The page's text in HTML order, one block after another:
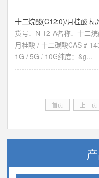
十二烷酸(C12:0)/月桂酸
货号：N-12-A名称：十二
月桂酸 / 十二碳酸CAS #
1G / 5G / 10G纯度：&g...
首页 上一页